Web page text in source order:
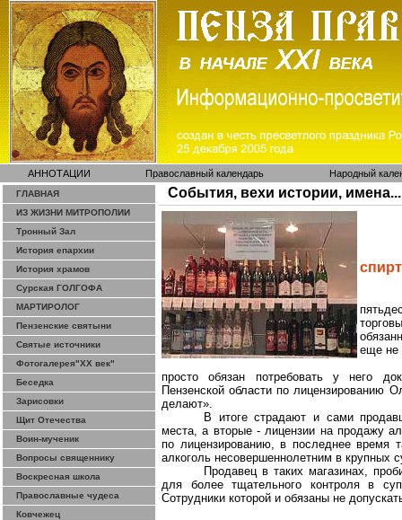
АННОТАЦИИ Православный календарь Народный
ГЛАВНАЯ
ИЗ ЖИЗНИ МИТРОПОЛИИ
Тронный Зал
История епархии
История храмов
Сурская ГОЛГОФА
МАРТИРОЛОГ
Пензенские святыни
Святые источники
Фотогалерея"ХХ век"
Беседка
Зарисовки
Щит Отечества
Воин-мученик
Вопросы священнику
Воскресная школа
Православные чудеса
Ковчежец
События, вехи истории, имена...
еще не
просто обязан потребовать у него
Пензенской области по лицензированию
делают».
В итоге страдают и сами
места, а вторые - лицензии на продажу
по лицензированию, в последнее время
алкоголь несовершеннолетним в крупных
Продавец в таких магазинах,
для более тщательного контроля в
Сотрудники которой и обязаны не